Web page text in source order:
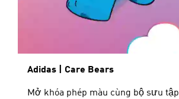
Adidas | Care Bears
Mở khóa phép màu cùng bộ sưu tập